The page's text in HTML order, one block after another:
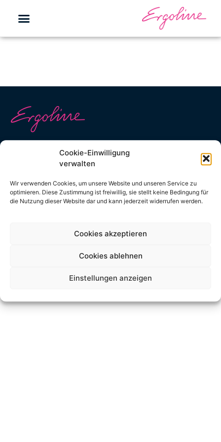
Cookie-Einwilligung
verwalten
Wir verwenden Cookies, um unsere Website und unseren Service zu
optimieren. Diese Zustimmung ist freiwillig, sie stellt keine Bedingung für
die Nutzung dieser Website dar und kann jederzeit widerrufen werden.
Cookies akzeptieren
Cookies ablehnen
Einstellungen anzeigen
Kontaktformular
info@ergoline.de
+49 (0) 2224 818 0
Social
Impressumcookies